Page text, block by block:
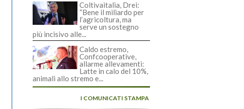
Coltivaitalia, Drei:
“Bene il miliardo per
l’agricoltura, ma
serve un sostegno
più incisivo alle...
Caldo estremo,
Confcooperative,
allarme allevamenti:
Latte in calo del 10%,
animali allo stremo e...
I COMUNICATI STAMPA